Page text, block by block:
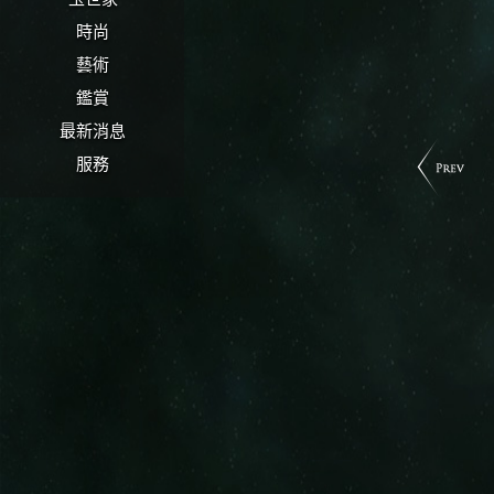
時尚
藝術
鑑賞
最新消息
服務